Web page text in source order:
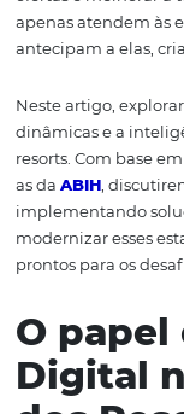
na concorrência
podem otimizar
Outra tecnologia
inteligência
volumes de
ofertas e
apenas atendem
Neste artigo,
dinâmicas e a